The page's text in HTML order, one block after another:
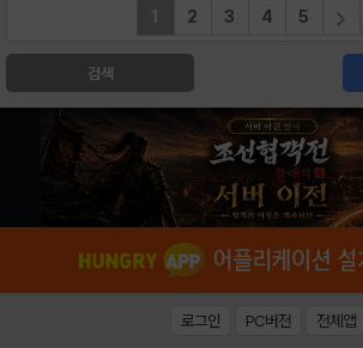
1 2 3 4 5
검색
로그인 PC버전 전체앱